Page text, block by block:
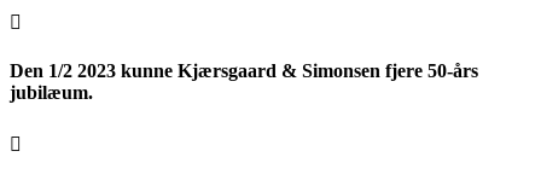

Den 1/2 2023 kunne Kjærsgaard & Simonsen fjere 50-års
jubilæum.
